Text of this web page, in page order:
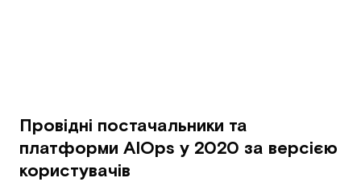
Провідні постачальники та
платформи AIOps у 2020 за версією
користувачів